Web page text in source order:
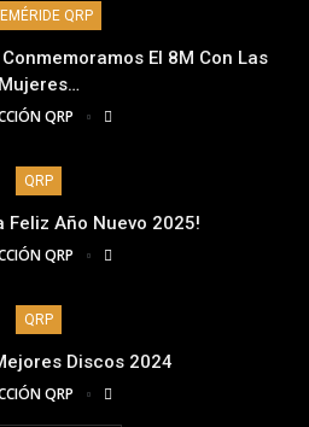
QRP
El 8M Con Las
Mujeres…
QRP
QRP
Feliz Año Nuevo 2025!
QRP
QRP
Discos 2024
QRP